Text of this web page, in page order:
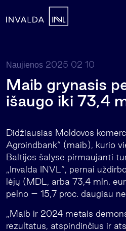
Naujienos 2025 02 10
Maib grynasis
išaugo iki 73,4
Didžiausias Moldovos
Agroindbank“ (maib), kurio
Baltijos šalyse pirmaujanti
„Invalda INVL“, pernai
lėjų (MDL, arba 73,4 mln.
pelno – 15,7 proc. daugiau
„Maib ir 2024 metais
rezultatus, atspindinčius ir